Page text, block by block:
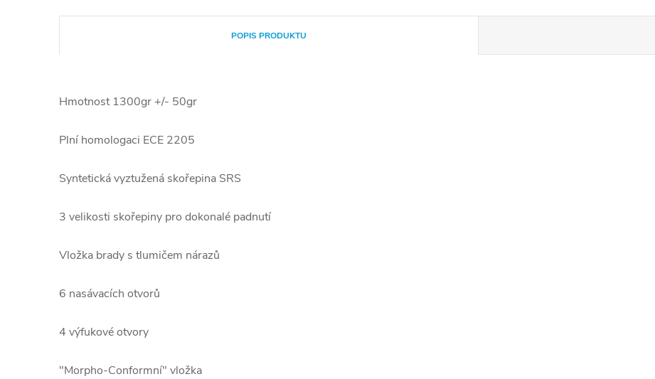
POPIS PRODUKTU
Hmotnost 1300gr +/- 50gr
Plní homologaci ECE 2205
Syntetická vyztužená skořepina SRS
3 velikosti skořepiny pro dokonalé padnutí
Vložka brady s tlumičem nárazů
6 nasávacích otvorů
4 výfukové otvory
"Morpho-Conformní" vložka